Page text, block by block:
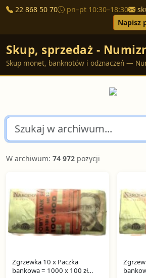
22 868 50 70 pn–pt 10:30–18:30
Napisz
Skup, sprzedaż -
Skup monet, banknotów i odznaczeń —
W archiwum: 74 972 pozycji
Zgrzewka 10 x Paczka
bankowa = 1000 x 100 zł